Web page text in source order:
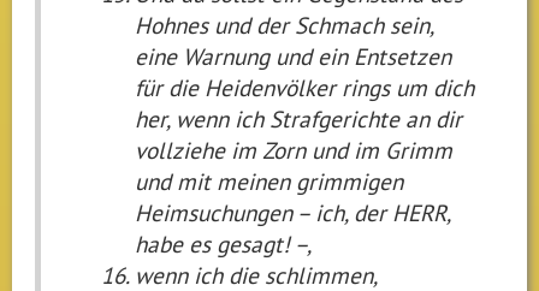
Hohnes und der Schmach sein,
eine Warnung und ein Entsetzen
für die Heidenvölker rings um dich
her, wenn ich Strafgerichte an dir
vollziehe im Zorn und im Grimm
und mit meinen grimmigen
Heimsuchungen – ich, der HERR,
habe es gesagt! –,
wenn ich die schlimmen,